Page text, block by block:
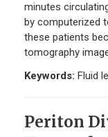
minutes
by computerized
these patients
tomography
Keywords: Fluid
Periton